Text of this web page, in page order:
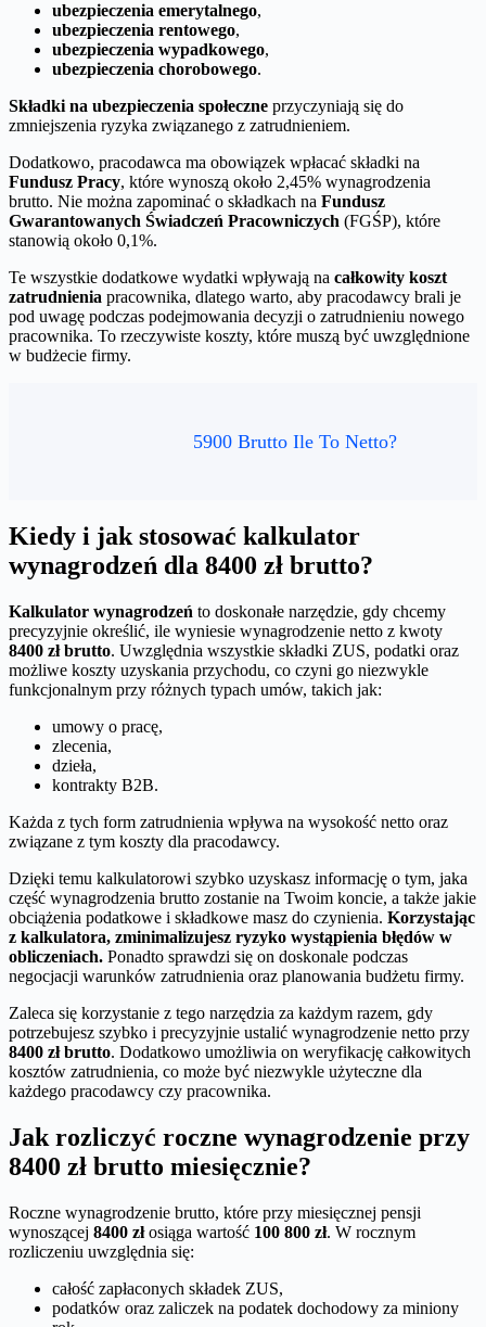
ubezpieczenia emerytalnego,
ubezpieczenia rentowego,
ubezpieczenia wypadkowego,
ubezpieczenia chorobowego.
Składki na ubezpieczenia społeczne przyczyniają się do
zmniejszenia ryzyka związanego z zatrudnieniem.
Dodatkowo, pracodawca ma obowiązek wpłacać składki na
Fundusz Pracy, które wynoszą około 2,45% wynagrodzenia
brutto. Nie można zapominać o składkach na Fundusz
Gwarantowanych Świadczeń Pracowniczych (FGŚP), które
stanowią około 0,1%.
Te wszystkie dodatkowe wydatki wpływają na całkowity koszt
zatrudnienia pracownika, dlatego warto, aby pracodawcy brali je
pod uwagę podczas podejmowania decyzji o zatrudnieniu nowego
pracownika. To rzeczywiste koszty, które muszą być uwzględnione
w budżecie firmy.
5900 Brutto Ile To Netto?
Kiedy i jak stosować kalkulator
wynagrodzeń dla 8400 zł brutto?
Kalkulator wynagrodzeń to doskonałe narzędzie, gdy chcemy
precyzyjnie określić, ile wyniesie wynagrodzenie netto z kwoty
8400 zł brutto. Uwzględnia wszystkie składki ZUS, podatki oraz
możliwe koszty uzyskania przychodu, co czyni go niezwykle
funkcjonalnym przy różnych typach umów, takich jak:
umowy o pracę,
zlecenia,
dzieła,
kontrakty B2B.
Każda z tych form zatrudnienia wpływa na wysokość netto oraz
związane z tym koszty dla pracodawcy.
Dzięki temu kalkulatorowi szybko uzyskasz informację o tym, jaka
część wynagrodzenia brutto zostanie na Twoim koncie, a także jakie
obciążenia podatkowe i składkowe masz do czynienia. Korzystając
z kalkulatora, zminimalizujesz ryzyko wystąpienia błędów w
obliczeniach. Ponadto sprawdzi się on doskonale podczas
negocjacji warunków zatrudnienia oraz planowania budżetu firmy.
Zaleca się korzystanie z tego narzędzia za każdym razem, gdy
potrzebujesz szybko i precyzyjnie ustalić wynagrodzenie netto przy
8400 zł brutto. Dodatkowo umożliwia on weryfikację całkowitych
kosztów zatrudnienia, co może być niezwykle użyteczne dla
każdego pracodawcy czy pracownika.
Jak rozliczyć roczne wynagrodzenie przy
8400 zł brutto miesięcznie?
Roczne wynagrodzenie brutto, które przy miesięcznej pensji
wynoszącej 8400 złosiąga wartość 100 800 zł. W rocznym
rozliczeniu uwzględnia się:
całość zapłaconych składek ZUS,
podatków oraz zaliczek na podatek dochodowy za miniony